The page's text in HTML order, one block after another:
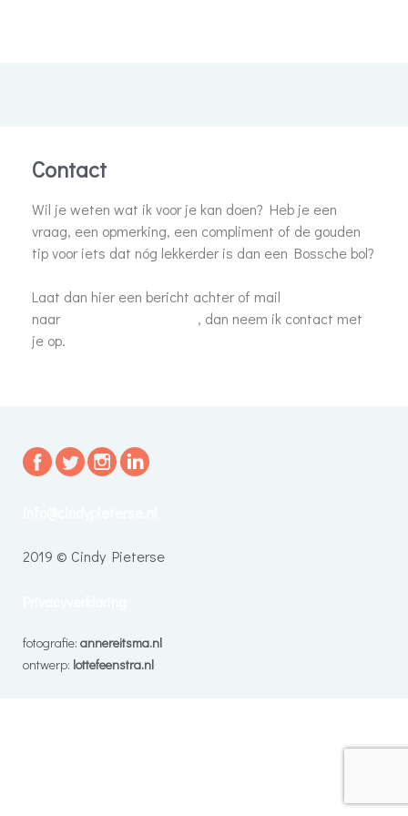
Contact
Wil je weten wat ik voor je kan doen? Heb je een
vraag, een opmerking, een compliment of de gouden
tip voor iets dat nóg lekkerder is dan een Bossche bol?
Laat dan hier een bericht achter of mail
naar
, dan neem ik contact met
je op.
2019 © Cindy Pieterse
fotografie: annereitsma.nl
ontwerp: lottefeenstra.nl